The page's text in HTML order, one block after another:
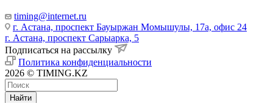
timing@internet.ru
г. Астана, проспект Бауыржан Момышулы, 17а, офис 24
г. Астана, проспект Сарыарка, 5
Подписаться на рассылку
Политика конфиденциальности
2026 © TIMING.KZ
Найти